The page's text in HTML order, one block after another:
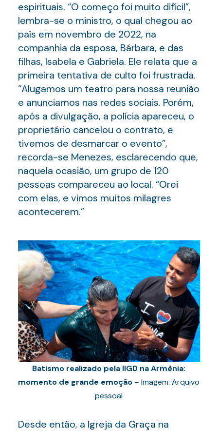
espirituais. “O começo foi muito difícil”,
lembra-se o ministro, o qual chegou ao
país em novembro de 2022, na
companhia da esposa, Bárbara, e das
filhas, Isabela e Gabriela. Ele relata que a
primeira tentativa de culto foi frustrada.
“Alugamos um teatro para nossa reunião
e anunciamos nas redes sociais. Porém,
após a divulgação, a polícia apareceu, o
proprietário cancelou o contrato, e
tivemos de desmarcar o evento”,
recorda-se Menezes, esclarecendo que,
naquela ocasião, um grupo de 120
pessoas compareceu ao local. “Orei
com elas, e vimos muitos milagres
acontecerem.”
Batismo realizado pela IIGD na Armênia:
momento de grande emoção – Imagem: Arquivo
pessoal
Desde então, a Igreja da Graça na